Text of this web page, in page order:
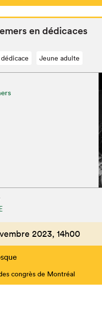
Que
en dédicaces
Jeune adulte
2023, 14h00
congrès de Montréal